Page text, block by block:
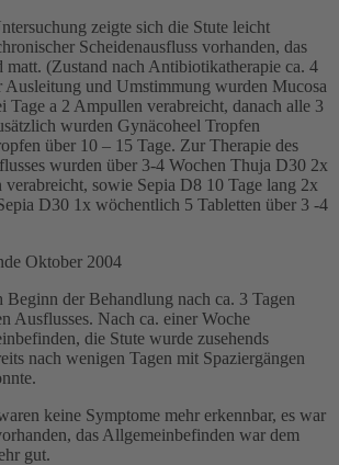
zeigte sich die Stute leicht
Scheidenausfluss vorhanden, das
matt. (Zustand nach Antibiotikatherapie ca. 4
und Umstimmung wurden Mucosa
Tage a 2 Ampullen verabreicht, danach alle 3
wurden Gynäcoheel Tropfen
über 10 – 15 Tage. Zur Therapie des
wurden über 3-4 Wochen Thuja D30 2x
verabreicht, sowie Sepia D8 10 Tage lang 2x
D30 1x wöchentlich 5 Tabletten über 3 -4
Oktober 2004
Beginn der Behandlung nach ca. 3 Tagen
Ausflusses. Nach ca. einer Woche
die Stute wurde zusehends
nach wenigen Tagen mit Spaziergängen
keine Symptome mehr erkennbar, es war
das Allgemeinbefinden war dem
gut.